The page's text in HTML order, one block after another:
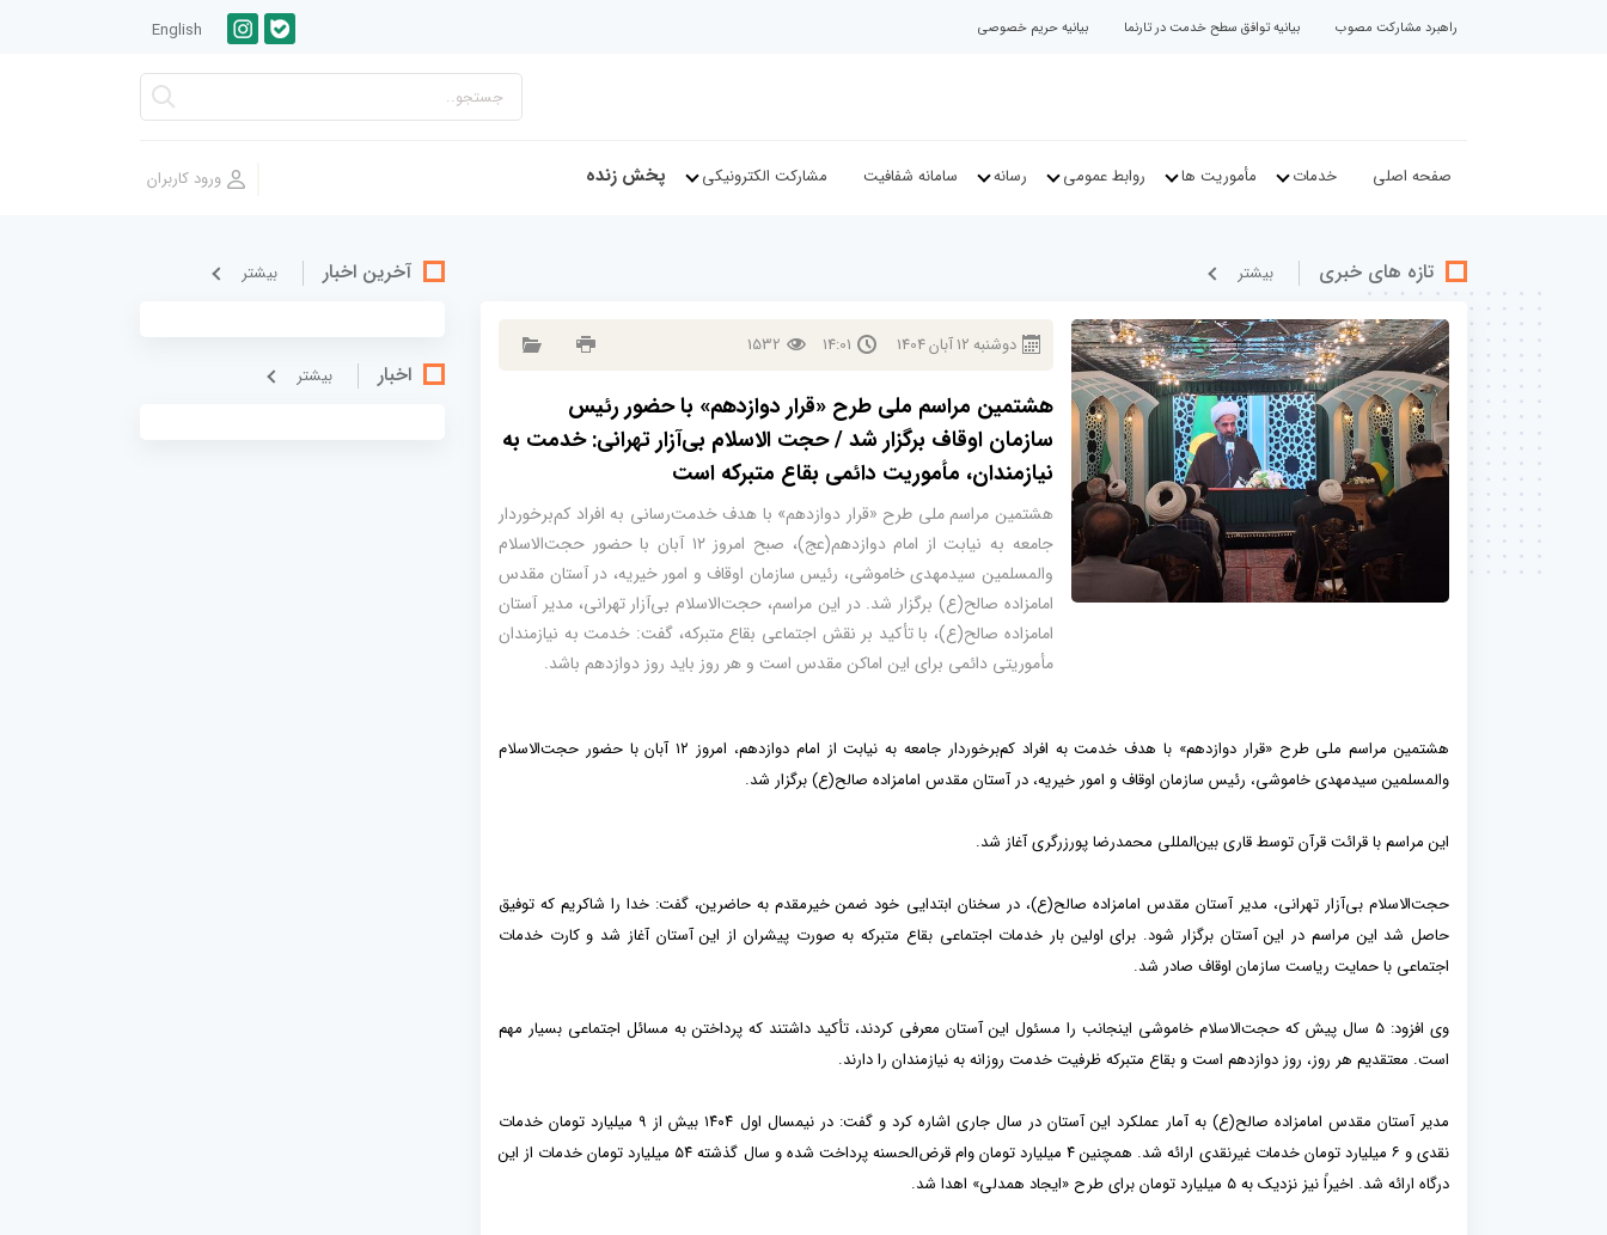
راهبرد مشارکت مصوب بیانیه توافق سطح خدمت در تارنما بیانیه حریم خصوصی English
صفحه اصلی خدمات مأموریت ها روابط عمومی رسانه سامانه شفافیت مشارکت الکترونیکی پخش زنده
تازه های خبری بيشتر
دوشنبه12آبان1404
14:01
1532
هشتمین مراسم ملی طرح «قرار دوازدهم» با حضور رئیس
سازمان اوقاف برگزار شد / حجت الاسلام بی‌آزار تهرانی: خدمت به
نیازمندان، مأموریت دائمی بقاع متبرکه است
هشتمین مراسم ملی طرح «قرار دوازدهم» با هدف خدمت‌رسانی به افراد کم‌برخوردار
جامعه به نیابت از امام دوازدهم(عج)، صبح امروز ۱۲ آبان با حضور حجت‌الاسلام
والمسلمین سیدمهدی خاموشی، رئیس سازمان اوقاف و امور خیریه، در آستان مقدس
امامزاده صالح(ع) برگزار شد. در این مراسم، حجت‌الاسلام بی‌آزار تهرانی، مدیر آستان
امامزاده صالح(ع)، با تأکید بر نقش اجتماعی بقاع متبرکه، گفت: خدمت به نیازمندان
مأموریتی دائمی برای این اماکن مقدس است و هر روز باید روز دوازدهم باشد.
هشتمین مراسم ملی طرح «قرار دوازدهم» با هدف خدمت به افراد کم‌برخوردار جامعه به نیابت از امام دوازدهم، امروز ۱۲ آبان با حضور حجت‌الاسلام
والمسلمین سیدمهدی خاموشی، رئیس سازمان اوقاف و امور خیریه، در آستان مقدس امامزاده صالح(ع) برگزار شد.
این مراسم با قرائت قرآن توسط قاری بین‌المللی محمدرضا پورزرگری آغاز شد.
حجت‌الاسلام بی‌آزار تهرانی، مدیر آستان مقدس امامزاده صالح(ع)، در سخنان ابتدایی خود ضمن خیرمقدم به حاضرین، گفت: خدا را شاکریم که توفیق
حاصل شد این مراسم در این آستان برگزار شود. برای اولین بار خدمات اجتماعی بقاع متبرکه به صورت پیشران از این آستان آغاز شد و کارت خدمات
اجتماعی با حمایت ریاست سازمان اوقاف صادر شد.
وی افزود: ۵ سال پیش که حجت‌الاسلام خاموشی اینجانب را مسئول این آستان معرفی کردند، تأکید داشتند که پرداختن به مسائل اجتماعی بسیار مهم
است. معتقدیم هر روز، روز دوازدهم است و بقاع متبرکه ظرفیت خدمت روزانه به نیازمندان را دارند.
مدیر آستان مقدس امامزاده صالح(ع) به آمار عملکرد این آستان در سال جاری اشاره کرد و گفت: در نیمسال اول ۱۴۰۴ بیش از ۹ میلیارد تومان خدمات
نقدی و ۶ میلیارد تومان خدمات غیرنقدی ارائه شد. همچنین ۴ میلیارد تومان وام قرض‌الحسنه پرداخت شده و سال گذشته ۵۴ میلیارد تومان خدمات از این
درگاه ارائه شد. اخیراً نیز نزدیک به ۵ میلیارد تومان برای طرح «ایجاد همدلی» اهدا شد.
آخرین اخبار بيشتر
اخبار بيشتر